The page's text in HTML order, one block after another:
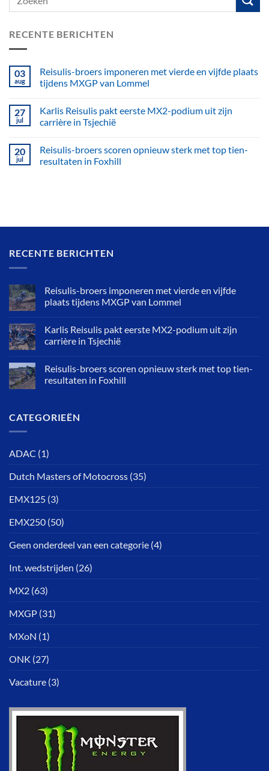
RECENTE BERICHTEN
03
aug
Reisulis-broers imponeren met vierde en vijfde plaats
tijdens MXGP van Lommel
27
jul
Karlis Reisulis pakt eerste MX2-podium uit zijn
carrière in Tsjechië
20
jul
Reisulis-broers scoren opnieuw sterk met top tien-
resultaten in Foxhill
RECENTE BERICHTEN
Reisulis-broers imponeren met vierde en vijfde
plaats tijdens MXGP van Lommel
Karlis Reisulis pakt eerste MX2-podium uit zijn
carrière in Tsjechië
Reisulis-broers scoren opnieuw sterk met top tien-
resultaten in Foxhill
CATEGORIEËN
ADAC (1)
Dutch Masters of Motocross (35)
EMX125 (3)
EMX250 (50)
Geen onderdeel van een categorie (4)
Int. wedstrijden (26)
MX2 (63)
MXGP (31)
MXoN (1)
ONK (27)
Vacature (3)